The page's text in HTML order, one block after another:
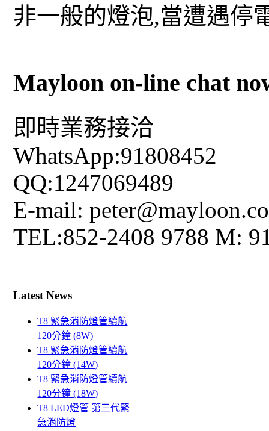
非一般的燈泡,當遭遇停
Mayloon on-line chat
即時業務接洽
WhatsApp:91808452
QQ:1247069489
E-mail:
TEL:852-2408 9788 M:
Latest News
T8 緊急消防燈管續航
120分鐘 (8W)
T8 緊急消防燈管續航
120分鐘 (14W)
T8 緊急消防燈管續航
120分鐘 (18W)
T8 LED燈管 第三代緊
急消防燈